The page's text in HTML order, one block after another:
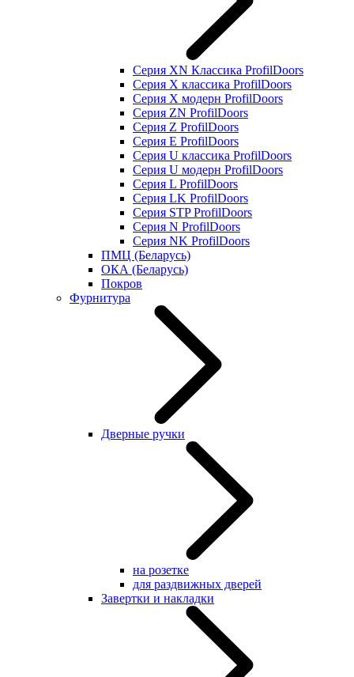
Серия XN Классика ProfilDoors
Серия Х классика ProfilDoors
Серия Х модерн ProfilDoors
Серия ZN ProfilDoors
Серия Z ProfilDoors
Серия Е ProfilDoors
Серия U классика ProfilDoors
Серия U модерн ProfilDoors
Серия L ProfilDoors
Серия LK ProfilDoors
Серия STP ProfilDoors
Cерия N ProfilDoors
Серия NK ProfilDoors
ПМЦ (Беларусь)
ОКА (Беларусь)
Покров
Фурнитура
Дверные ручки
на розетке
для раздвижных дверей
Завертки и накладки